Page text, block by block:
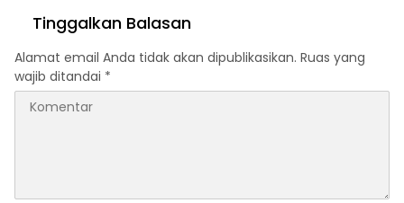
dan Jajaki Sister City
Tinggalkan Balasan
Alamat email Anda tidak akan dipublikasikan. Ruas yang
wajib ditandai *